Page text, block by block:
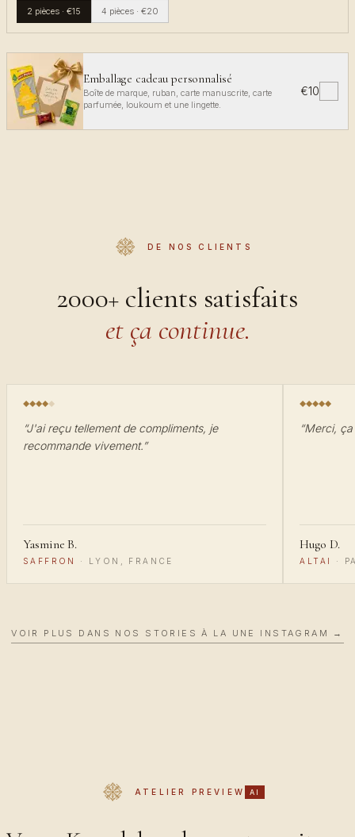
2 pièces · €15 4 pièces · €20
Emballage cadeau personnalisé
Boîte de marque, ruban, carte manuscrite, carte
parfumée, loukoum et une lingette.
€10
DE NOS CLIENTS
2000+ clients satisfaits
et ça continue.
“J'ai reçu tellement de compliments, je
recommande vivement.”
Yasmine B.
SAFFRON · LYON, FRANCE
“Merci, ça
Hugo D.
ALTAI ·
VOIR PLUS DANS NOS STORIES À LA UNE INSTAGRAM →
ATELIER PREVIEW AI